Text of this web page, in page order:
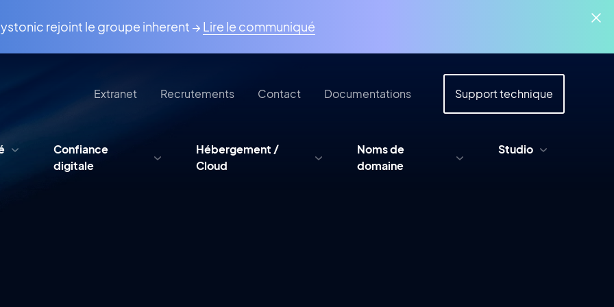
rejoint le groupe inherent → Lire le communiqué
Extranet Recrutements Contact Documentations Support technique
Confiance
digitale
Hébergement /
Cloud
Noms de
domaine
Studio